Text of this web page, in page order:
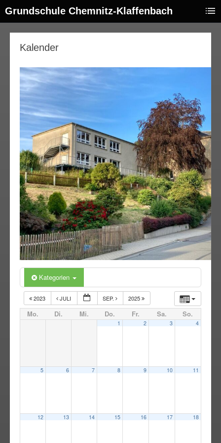
Grundschule Chemnitz-Klaffenbach
Kalender
Kategorien
2023 JULI SEP. 2025
Mo. Di. Mi. Do. Fr. Sa. So.
1 2 3 4
5 6 7 8 9 10 11
12 13 14 15 16 17 18